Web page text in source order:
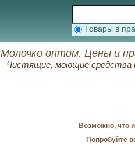
Товары в
Молочко оптом. Цены и
Чистящие, моющие средства
Возможно, что
Попробуйте